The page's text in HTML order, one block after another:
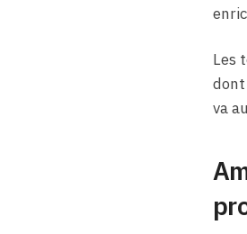
Les
dont
va